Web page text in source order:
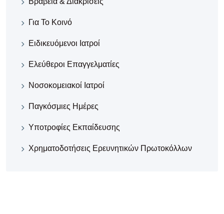
Για Το Κοινό
Ειδικευόμενοι Ιατροί
Ελεύθεροι Επαγγελματίες
Νοσοκομειακοί Iατροί
Παγκόσμιες Ημέρες
Υποτροφίες Εκπαίδευσης
Χρηματοδοτήσεις Ερευνητικών Πρωτοκόλλων